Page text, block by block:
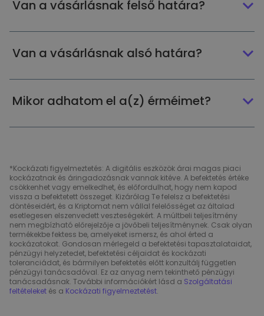
Van a vásárlásnak felső határa?
Van a vásárlásnak alsó határa?
Mikor adhatom el a(z) érméimet?
*Kockázati figyelmeztetés: A digitális eszközök árai magas piaci
kockázatnak és áringadozásnak vannak kitéve. A befektetés értéke
csökkenhet vagy emelkedhet, és előfordulhat, hogy nem kapod
vissza a befektetett összeget. Kizárólag Te felelsz a befektetési
döntéseidért, és a Kriptomat nem vállal felelősséget az általad
esetlegesen elszenvedett veszteségekért. A múltbeli teljesítmény
nem megbízható előrejelzője a jövőbeli teljesítménynek. Csak olyan
termékekbe fektess be, amelyeket ismersz, és ahol érted a
kockázatokat. Gondosan mérlegeld a befektetési tapasztalataidat,
pénzügyi helyzetedet, befektetési céljaidat és kockázati
toleranciádat, és bármilyen befektetés előtt konzultálj független
pénzügyi tanácsadóval. Ez az anyag nem tekinthető pénzügyi
tanácsadásnak. További információkért lásd a Szolgáltatási
feltételeket és a Kockázati figyelmeztetést.